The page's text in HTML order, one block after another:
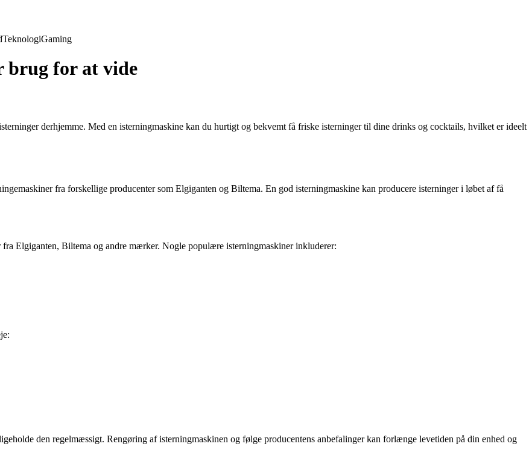
TeknologiGaming
brug for at vide
derhjemme. Med en isterningmaskine kan du hurtigt og bekvemt få friske isterninger til dine drinks og cocktails, hvilket er ideelt
fra forskellige producenter som Elgiganten og Biltema. En god isterningmaskine kan producere isterninger i løbet af få
Elgiganten, Biltema og andre mærker. Nogle populære isterningmaskiner inkluderer:
den regelmæssigt. Rengøring af isterningmaskinen og følge producentens anbefalinger kan forlænge levetiden på din enhed og